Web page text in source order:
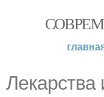
Лекарства